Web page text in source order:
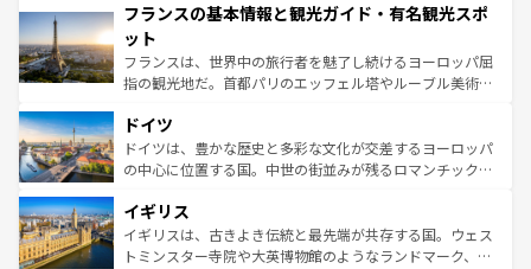
ませてくれるイタリアで、忘れられない旅をしてみよう！
なお、新着のイタリア情報は
しい。
文化が根付くこの国では、情熱的なフラメンコ、熱気あふ
れる闘牛、そして美味しいタパスが生活の一部となってい
る。首都マドリードの洗練された雰囲気や、バルセロナの
アートに溢れた街角から、地方では古代ローマ遺跡や中世
せる。地方によって風土や気候が異なるスペインはその個
性で訪れる人を魅了する。 なお、新着のスペイン情報は コ
ンテンツ一覧を参照してほしい。
フランスの基本情報と観光ガイド・有名観光スポ
ット
フランスは、世界中の旅行者を魅了し続けるヨーロッパ屈
指の観光地だ。首都パリのエッフェル塔やルーブル美術館
で、幅広い魅力が詰まっている。華麗な宮殿、歴史的な大
聖堂、美しいビーチ、そして豊かな自然が、訪れる者を心
から魅了する。また、フランスは美食の国としても知ら
いる。シャンパンの発祥地であるランス、プロヴァンスの
香り高いラベンダー畑など、多彩な楽しみ方が可能だ。さ
らに、パリ以外の地域にも魅力が溢れており、どの街角に
ドイツ
ドイツは、豊かな歴史と多彩な文化が交差するヨーロッパ
の中心に位置する国。中世の街並みが残るロマンチック街
顔を持つこの国は、どこを歩いても飽きることがない。ベ
ルリンの文化的活気、バイエルン州のアルプスの絶景、そ
してライン川沿いのワイン畑といった風景は必見。ビール
イギリス
イギリスは、古きよき伝統と最先端が共存する国。ウェス
トミンスター寺院や大英博物館のようなランドマーク、歴